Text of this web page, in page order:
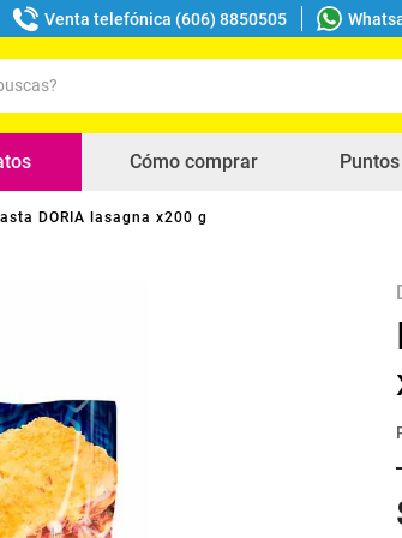
Venta telefónica (606) 8850505
Cómo comprar
DORIA lasagna x200 g
buscados